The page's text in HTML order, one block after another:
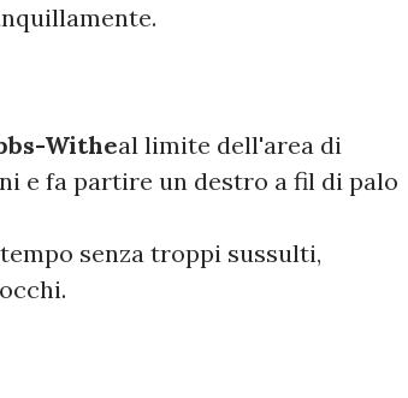
Witheal limite dell'area di
e fa partire un destro a fil di palo
senza troppi sussulti,